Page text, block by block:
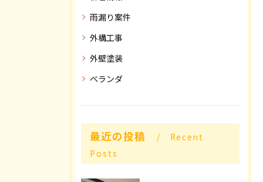
雨漏り案件
外構工事
外壁塗装
ベランダ
最近の投稿
Recent
Posts